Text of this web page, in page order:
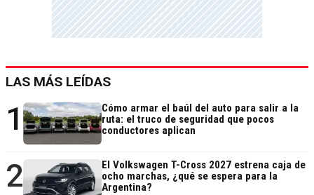
LAS MÁS LEÍDAS
1
Cómo armar el baúl del auto para salir a la
ruta: el truco de seguridad que pocos
conductores aplican
2
El Volkswagen T-Cross 2027 estrena caja de
ocho marchas, ¿qué se espera para la
Argentina?